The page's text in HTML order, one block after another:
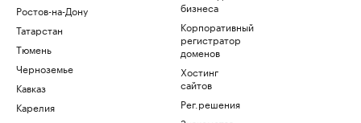
Ростов-на-Дону
Татарстан
Тюмень
Черноземье
Кавказ
Карелия
бизнеса
Корпоративный
регистратор
доменов
Хостинг
сайтов
Рег.решения